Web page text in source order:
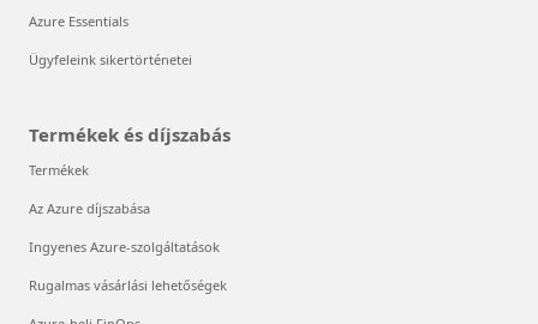
Azure Essentials
Ügyfeleink sikertörténetei
Termékek és díjszabás
Termékek
Az Azure díjszabása
Ingyenes Azure-szolgáltatások
Rugalmas vásárlási lehetőségek